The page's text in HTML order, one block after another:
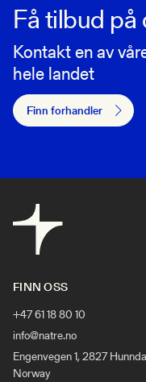
Få tilbud
Kontakt en av
hele landet
Finn forhandler
FINN OSS
+47 61 18 80 10
info@natre.no
Engenvegen 1, 2827
Norway